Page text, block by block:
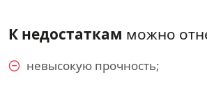
К недостаткам можно
невысокую прочность;